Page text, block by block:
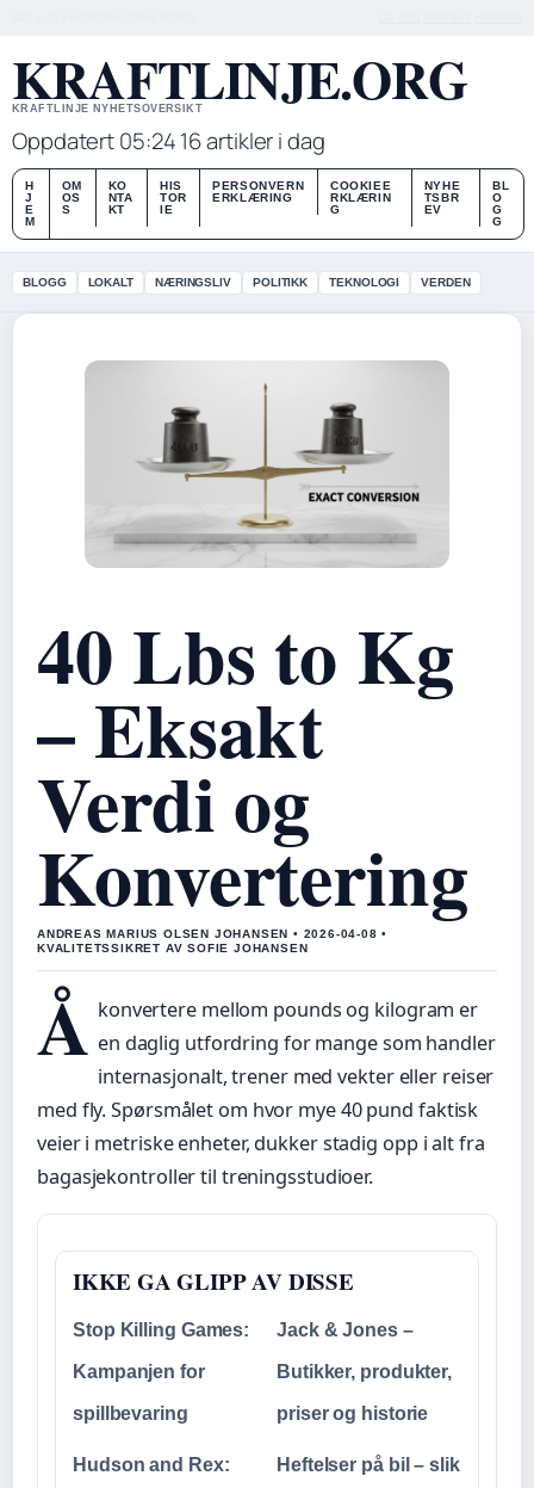
KRAFTLINJE.ORG
KRAFTLINJE NYHETSOVERSIKT
Oppdatert 05:2416 artikler i dag
H
J
E
M
OM
OS
S
KO
NTA
KT
HIS
TOR
IE
PERSONVERN
ERKLÆRING
COOKIEE
RKLÆRIN
G
NYHE
TSBR
EV
BL
O
G
G
BLOGG LOKALT NÆRINGSLIV POLITIKK TEKNOLOGI VERDEN
40 Lbs to Kg
– Eksakt
Verdi og
Konvertering
ANDREAS MARIUS OLSEN JOHANSEN • 2026-04-08 •
KVALITETSSIKRET AV SOFIE JOHANSEN
Å konvertere mellom pounds og kilogram er
en daglig utfordring for mange som handler
internasjonalt, trener med vekter eller reiser
med fly. Spørsmålet om hvor mye 40 pund faktisk
veier i metriske enheter, dukker stadig opp i alt fra
bagasjekontroller til treningsstudioer.
IKKE GA GLIPP AV DISSE
Stop Killing Games:
Kampanjen for
spillbevaring
Jack & Jones –
Butikker, produkter,
priser og historie
Hudson and Rex: Heftelser på bil – slik